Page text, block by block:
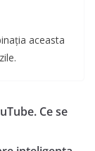
aceasta
Ce se